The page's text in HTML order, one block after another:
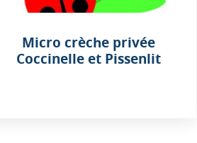
Micro crèche privée
Coccinelle et Pissenlit